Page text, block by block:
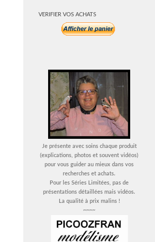
VERIFIER VOS ACHATS
Je présente avec soins chaque produit
(explications, photos et souvent vidéos)
pour vous guider au mieux dans vos
recherches et achats.
Pour les Séries Limitées, pas de
présentations détaillées mais vidéos.
La qualité à prix malins !
~~~~